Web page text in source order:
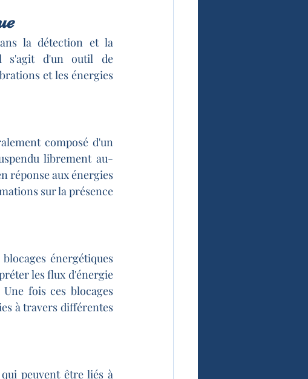
la détection et la
s'agit d'un outil de
et les énergies
composé d'un
librement au-
réponse aux énergies
sur la présence
énergétiques
les flux d'énergie
fois ces blocages
à travers différentes
peuvent être liés à